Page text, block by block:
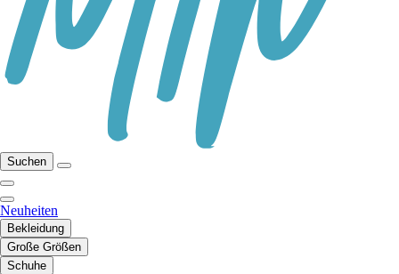
Suchen
Neuheiten
Bekleidung
Große Größen
Schuhe